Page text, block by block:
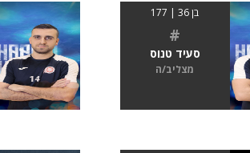
בן 36 | 177
#
סעיד טנוס
מצליב/ה